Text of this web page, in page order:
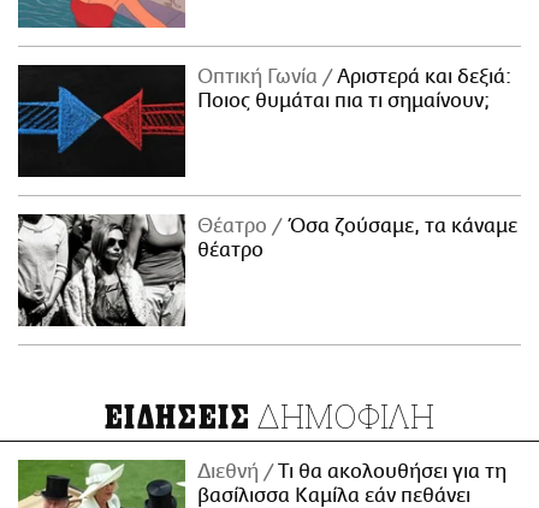
Οπτική Γωνία
Αριστερά και δεξιά:
Ποιος θυμάται πια τι σημαίνουν;
Θέατρο
Όσα ζούσαμε, τα κάναμε
θέατρο
ΕΙΔΗΣΕΙΣ ΔΗΜΟΦΙΛΗ
Διεθνή
Τι θα ακολουθήσει για τη
βασίλισσα Καμίλα εάν πεθάνει